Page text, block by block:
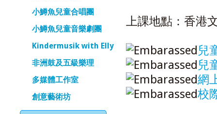
小鱒魚兒童合唱團
小鱒魚兒童音樂劇團
Kindermusik with Elly
非洲鼓及五級樂理
多媒體工作室
創意藝術坊
上課地點：香港
兒
兒
網
校